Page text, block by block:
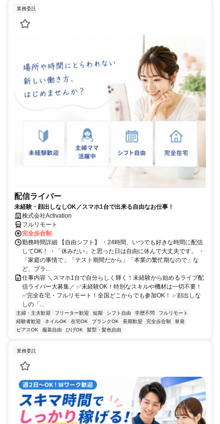
業務委託
配信ライバー
未経験・顔出しなしOK／スマホ1台で出来る自由なお仕事！
株式会社Activation
フルリモート
完全歩合制
勤務時間詳細 【自由シフト】 ・24時間、いつでも好きな時間に配信
してOK！ ・「休みたい」と思った日は自由に休んで大丈夫です。 ・
「家庭の事情で」「テスト期間だから」「本業の繁忙期なので」な
ど、プラ...
仕事内容 ＼スマホ1台で自分らしく輝く！未経験から始めるライブ配
信ライバー大募集／ ✅未経験OK！特別なスキルや機材は一切不要！
✅完全在宅・フルリモート！全国どこからでも参加OK！ ✅顔出しな
しの「...
主婦・主夫歓迎 フリーター歓迎 短期 シフト自由 学歴不問
フルリモート
経験者歓迎
ネイルOK 在宅OK ブランクOK 長期歓迎 完全歩合制
単発
ピアスOK
服装自由 ひげOK 髪型・髪色自由
業務委託